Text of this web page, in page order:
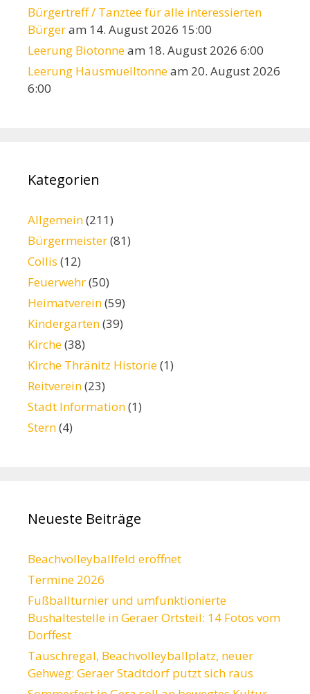
Bürgertreff / Tanztee für alle interessierten
Bürgeram 14. August 2026 15:00
Leerung Biotonneam 18. August 2026 6:00
Leerung Hausmuelltonneam 20. August 2026
6:00
Kategorien
Allgemein(211)
Bürgermeister(81)
Collis (12)
Feuerwehr(50)
Heimatverein(59)
Kindergarten(39)
Kirche(38)
Kirche Thränitz Historie(1)
Reitverein(23)
Stadt Information(1)
Stern(4)
Neueste Beiträge
Beachvolleyballfeld eröffnet
Termine 2026
Fußballturnier und umfunktionierte
Bushaltestelle in Geraer Ortsteil: 14 Fotos vom
Dorffest
Tauschregal, Beachvolleyballplatz, neuer
Gehweg: Geraer Stadtdorf putzt sich raus